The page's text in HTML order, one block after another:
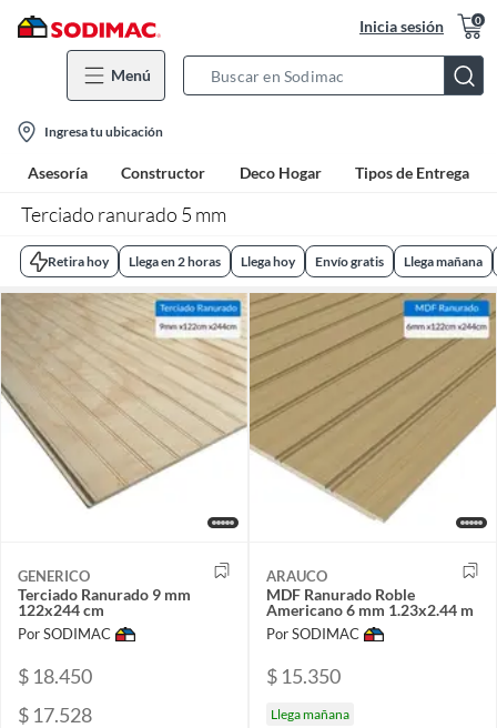
Inicia sesión 0
Menú
Bar
location-
icon
Ingresa tu ubicación
Asesoría Constructor Deco Hogar Tipos de Entrega
Terciado ranurado 5 mm
Retira hoy Llega en 2 horas Llega hoy Envío gratis Llega mañana
GENERICO
Terciado Ranurado 9 mm
122x244 cm
Por SODIMAC
$ 18.450
$ 17.528
ARAUCO
MDF Ranurado Roble
Americano 6 mm 1.23x2.44 m
Por SODIMAC
$ 15.350
Llega mañana